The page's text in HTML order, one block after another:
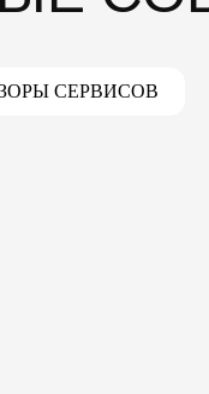
СЕРВИСОВ